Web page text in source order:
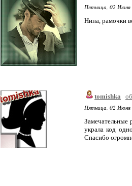
Пятница, 02 Июня
Нина, рамочки
tomishka
Пятница, 02 Июня
Замечательные
украла код
Спасибо